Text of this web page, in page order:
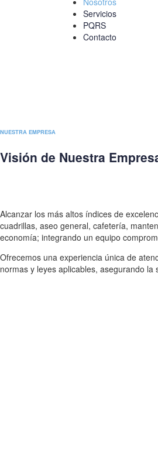
Servicios
PQRS
Contacto
NUESTRA EMPRESA
Visión de Nuestra
Alcanzar los más altos índices de
cuadrillas, aseo general, cafetería,
economía; integrando un equipo
Ofrecemos una experiencia única de
normas y leyes aplicables, asegurando